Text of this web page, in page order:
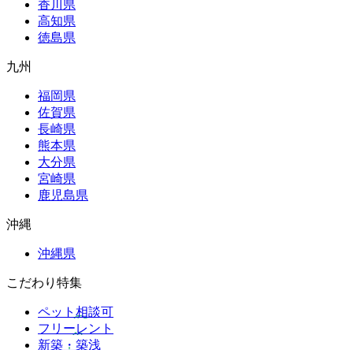
香川県
高知県
徳島県
九州
福岡県
佐賀県
長崎県
熊本県
大分県
宮崎県
鹿児島県
沖縄
沖縄県
こだわり特集
ペット相談可
フリーレント
新築・築浅